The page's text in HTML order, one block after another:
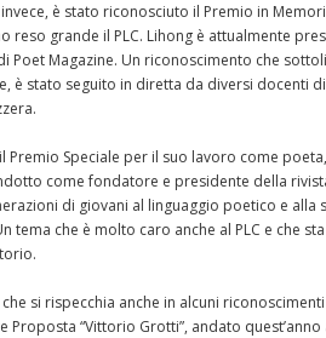
è stato riconosciuto il Premio in
reso grande il PLC. Lihong è attualmente
Magazine. Un riconoscimento che
è stato seguito in diretta da diversi docenti
Premio Speciale per il suo lavoro come
come fondatore e presidente della
di giovani al linguaggio poetico e alla
che è molto caro anche al PLC e che
si rispecchia anche in alcuni
Proposta “Vittorio Grotti”, andato